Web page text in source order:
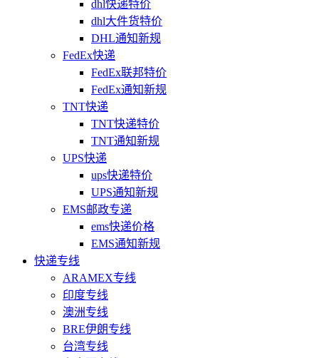
dhl快递特价
dhl大件货特价
DHL通知新规
FedEx快递
FedEx联邦特价
FedEx通知新规
TNT快递
TNT快递特价
TNT通知新规
UPS快递
ups快递特价
UPS通知新规
EMS邮政专递
ems快递价格
EMS通知新规
快递专线
ARAMEX专线
印度专线
澳洲专线
BRE伊朗专线
台湾专线